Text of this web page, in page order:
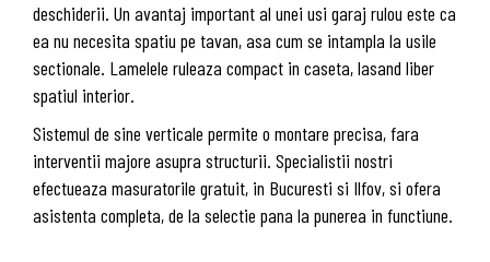
deschiderii. Un avantaj important al unei usi garaj rulou este ca
ea nu necesita spatiu pe tavan, asa cum se intampla la usile
sectionale. Lamelele ruleaza compact in caseta, lasand liber
spatiul interior.
Sistemul de sine verticale permite o montare precisa, fara
interventii majore asupra structurii. Specialistii nostri
efectueaza masuratorile gratuit, in Bucuresti si Ilfov, si ofera
asistenta completa, de la selectie pana la punerea in functiune.